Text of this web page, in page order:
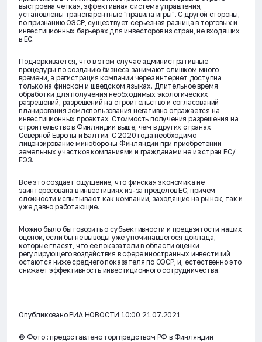
выстроена четкая, эффективная система управления,
установлены транспарентные "правила игры". С другой стороны,
по признанию ОЭСР, существует серьезная разница в торговых и
инвестиционных барьерах для инвесторов из стран, не входящих
в ЕС.
Подчеркивается, что в этом случае административные
процедуры по созданию бизнеса занимают слишком много
времени, а регистрация компании через интернет доступна
только на финском и шведском языках. Длительное время
обработки для получения необходимых экологических
разрешений, разрешений на строительство и согласований
планирования землепользования негативно отражается на
инвестиционных проектах. Стоимость получения разрешения на
строительство в Финляндии выше, чем в других странах
Северной Европы и Балтии. С 2020 года необходимо
лицензирование минобороны Финляндии при приобретении
земельных участков компаниями и гражданами не из стран ЕС/
ЕЭЗ.
Все это создает ощущение, что финская экономика не
заинтересована в инвестициях из-за пределов ЕС, причем
сложности испытывают как компании, заходящие на рынок, так и
уже давно работающие.
Можно было бы говорить о субъективности и предвзятости наших
оценок, если бы не выводы уже упоминавшегося доклада,
которые гласят, что ее показатели в области оценки
регулирующего воздействия в сфере иностранных инвестиций
остаются ниже среднего показателя по ОЭСР, и, естественно это
снижает эффективность инвестиционного сотрудничества.
Опубликовано РИА НОВОСТИ 10:00 21.07.2021
© Фото : предоставлено торгпредством РФ в Финляндии